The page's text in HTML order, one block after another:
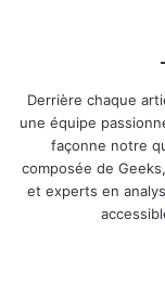
Cette adoption de l’
large de Netflix
aspects de sa
plateforme
la recherche de
Derrière chaque
une équipe
façonne notre
composée de
et experts en